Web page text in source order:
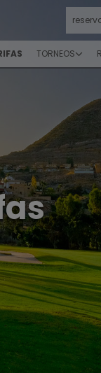
TORNEOS